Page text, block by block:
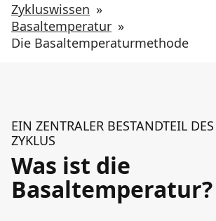
Zykluswissen »
Basaltemperatur »
Die Basaltemperaturmethode
EIN ZENTRALER BESTANDTEIL
ZYKLUS
Was ist die
Basaltemperatur?